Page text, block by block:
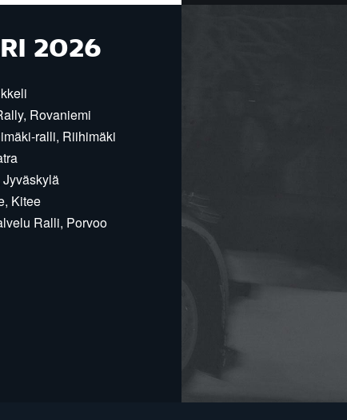
2026
Rovaniemi
ralli, Riihimäki
Kitee
Ralli, Porvoo